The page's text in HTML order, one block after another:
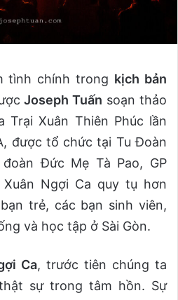
tình chính trong kịch bản
Joseph Tuấn soạn thảo
Trại Xuân Thiên Phúc lần
được tổ chức tại Tu Đoàn
Đức Mẹ Tà Pao, GP
Ngợi Ca quy tụ hơn
trẻ, các bạn sinh viên,
và học tập ở Sài Gòn.
Ca, trước tiên chúng ta
sự trong tâm hồn. Sự